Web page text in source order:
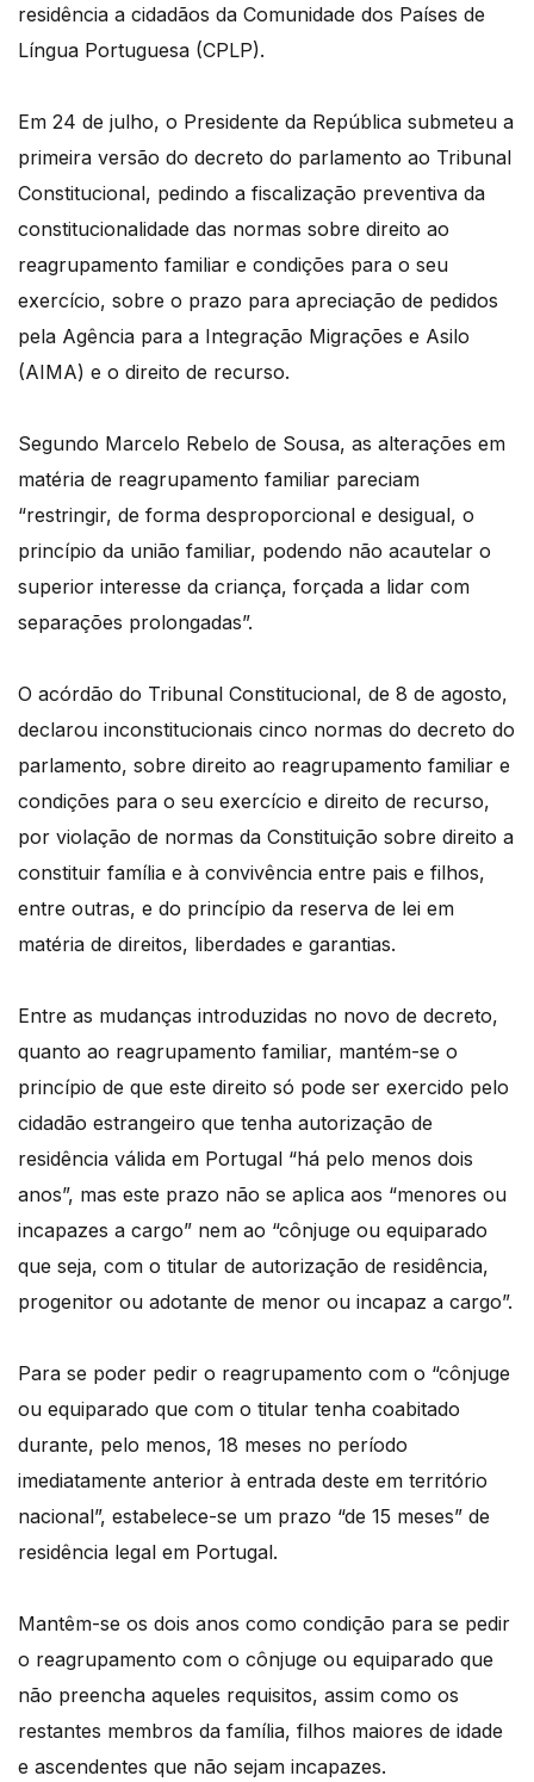
residência a cidadãos da Comunidade dos Países de
Língua Portuguesa (CPLP).
Em 24 de julho, o Presidente da República submeteu a
primeira versão do decreto do parlamento ao Tribunal
Constitucional, pedindo a fiscalização preventiva da
constitucionalidade das normas sobre direito ao
reagrupamento familiar e condições para o seu
exercício, sobre o prazo para apreciação de pedidos
pela Agência para a Integração Migrações e Asilo
(AIMA) e o direito de recurso.
Segundo Marcelo Rebelo de Sousa, as alterações em
matéria de reagrupamento familiar pareciam
“restringir, de forma desproporcional e desigual, o
princípio da união familiar, podendo não acautelar o
superior interesse da criança, forçada a lidar com
separações prolongadas”.
O acórdão do Tribunal Constitucional, de 8 de agosto,
declarou inconstitucionais cinco normas do decreto do
parlamento, sobre direito ao reagrupamento familiar e
condições para o seu exercício e direito de recurso,
por violação de normas da Constituição sobre direito a
constituir família e à convivência entre pais e filhos,
entre outras, e do princípio da reserva de lei em
matéria de direitos, liberdades e garantias.
Entre as mudanças introduzidas no novo de decreto,
quanto ao reagrupamento familiar, mantém-se o
princípio de que este direito só pode ser exercido pelo
cidadão estrangeiro que tenha autorização de
residência válida em Portugal “há pelo menos dois
anos”, mas este prazo não se aplica aos “menores ou
incapazes a cargo” nem ao “cônjuge ou equiparado
que seja, com o titular de autorização de residência,
progenitor ou adotante de menor ou incapaz a cargo”.
Para se poder pedir o reagrupamento com o “cônjuge
ou equiparado que com o titular tenha coabitado
durante, pelo menos, 18 meses no período
imediatamente anterior à entrada deste em território
nacional”, estabelece-se um prazo “de 15 meses” de
residência legal em Portugal.
Mantêm-se os dois anos como condição para se pedir
o reagrupamento com o cônjuge ou equiparado que
não preencha aqueles requisitos, assim como os
restantes membros da família, filhos maiores de idade
e ascendentes que não sejam incapazes.